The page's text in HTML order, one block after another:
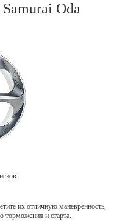
Oda
их отличную маневренность,
торможения и старта.